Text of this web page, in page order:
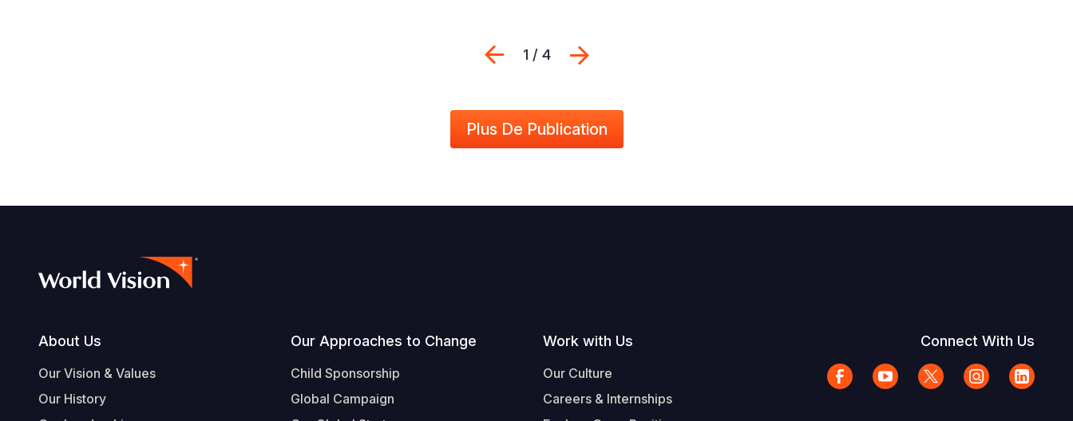
Previous
1 / 4
Plus De Publication
Footer
About Us
Our Vision & Values
Our History
Our Approaches to Change
Child Sponsorship
Global Campaign
Work with Us
Our Culture
Careers & Internships
Connect With Us